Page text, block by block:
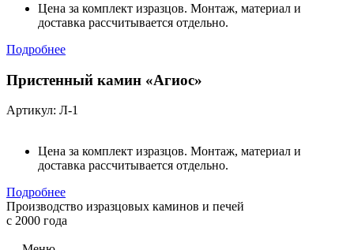
Цена за комплект изразцов. Монтаж, материал и
доставка рассчитывается отдельно.
Подробнее
Пристенный камин «Агиос»
Артикул: Л-1
Цена за комплект изразцов. Монтаж, материал и
доставка рассчитывается отдельно.
Подробнее
Производство изразцовых каминов и печей
с 2000 года